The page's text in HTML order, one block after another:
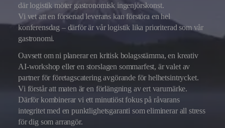
där logistik möter gastronomisk ingenjörskonst.
Vi vet att en försenad leverans kan förstöra en hel
konferensdag – därför är vår logistik lika prioriterad som vår
gastronomi.
Oavsett om ni planerar en kritisk bolagsstämma, en kreativ
AI-workshop eller en storslagen sommarfest, är valet av
partner för företagscatering avgörande för helhetsintrycket.
Vi förstår att maten är en förlängning av ert varumärke.
Därför kombinerar vi ett minutiöst fokus på råvarans
integritet med en punktlighetsgaranti som eliminerar all stress
för dig som arrangör.